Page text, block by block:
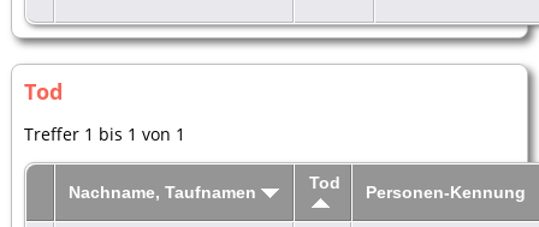
Tod
Treffer 1 bis 1 von 1
Nachname, Taufnamen Tod Personen-Kennung